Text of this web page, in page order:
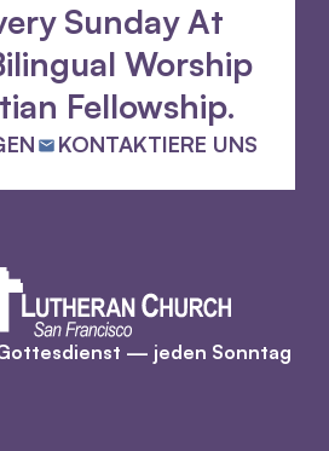
Sunday At
Worship
Fellowship.
KONTAKTIERE UNS
— jeden Sonntag